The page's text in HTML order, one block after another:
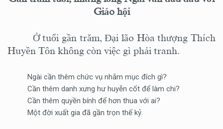
Giáo hội
Ở tuổi gần trăm, Đại lão Hòa thượng Thích
Huyền Tôn không còn việc gì phải tranh.
Ngài cần thêm chức vụ nhằm mục đích gì?
Cần thêm danh xưng hư huyễn cốt để làm chi?
Cần thêm quyền bính để hơn thua với ai?
Một đời xuất gia đã gần trọn thế kỷ.